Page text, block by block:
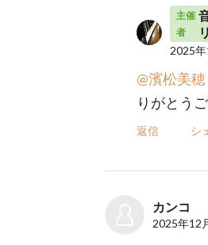
主催
者
2025
@濱松美穂
りがとう
返信 シ
カンコ
2025年12